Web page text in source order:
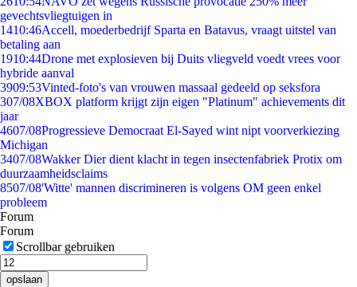
gevechtsvliegtuigen in
1410:46Accell, moederbedrijf Sparta en Batavus, vraagt uitstel van
betaling aan
1910:44Drone met explosieven bij Duits vliegveld voedt vrees voor
hybride aanval
3909:53Vinted-foto's van vrouwen massaal gedeeld op seksfora
307/08XBOX platform krijgt zijn eigen "Platinum" achievements dit
jaar
4607/08Progressieve Democraat El-Sayed wint nipt voorverkiezing
Michigan
3407/08Wakker Dier dient klacht in tegen insectenfabriek Protix om
duurzaamheidsclaims
8507/08'Witte' mannen discrimineren is volgens OM geen enkel
probleem
Forum
Forum
Scrollbar gebruiken
opslaan